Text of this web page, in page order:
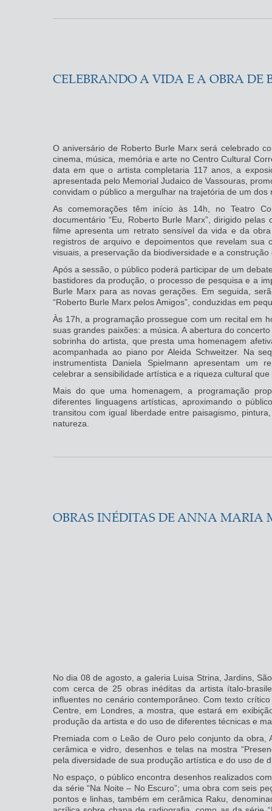
CELEBRANDO A VIDA E A OBRA DE
O aniversário de Roberto Burle Marx será celebrado
cinema, música, memória e arte no Centro Cultural
data em que o artista completaria 117 anos, a
apresentada pelo Memorial Judaico de Vassouras,
convidam o público a mergulhar na trajetória de um
As comemorações têm início às 14h, no Teatro
documentário “Eu, Roberto Burle Marx”, dirigido
filme apresenta um retrato sensível da vida e da
registros de arquivo e depoimentos que revelam sua
visuais, a preservação da biodiversidade e a
Após a sessão, o público poderá participar de um
bastidores da produção, o processo de pesquisa e a
Burle Marx para as novas gerações. Em seguida,
“Roberto Burle Marx pelos Amigos”, conduzidas em
Às 17h, a programação prossegue com um recital em
suas grandes paixões: a música. A abertura do
sobrinha do artista, que presta uma homenagem
acompanhada ao piano por Aleida Schweitzer. Na
instrumentista Daniela Spielmann apresentam um
celebrar a sensibilidade artística e a riqueza cultural
Mais do que uma homenagem, a programação
diferentes linguagens artísticas, aproximando o
transitou com igual liberdade entre paisagismo,
natureza.
OBRAS INÉDITAS DE ANNA MARIA
No dia 08 de agosto, a galeria Luisa Strina, Jardins,
com cerca de 25 obras inéditas da artista ítalo-
influentes no cenário contemporâneo. Com texto
Centre, em Londres, a mostra, que estará em
produção da artista e do uso de diferentes técnicas e
Premiada com o Leão de Ouro pelo conjunto da obra,
cerâmica e vidro, desenhos e telas na mostra
pela diversidade de sua produção artística e do uso de
No espaço, o público encontra desenhos realizados
da série “Na Noite – No Escuro”; uma obra com seis
pontos e linhas, também em cerâmica Raku,